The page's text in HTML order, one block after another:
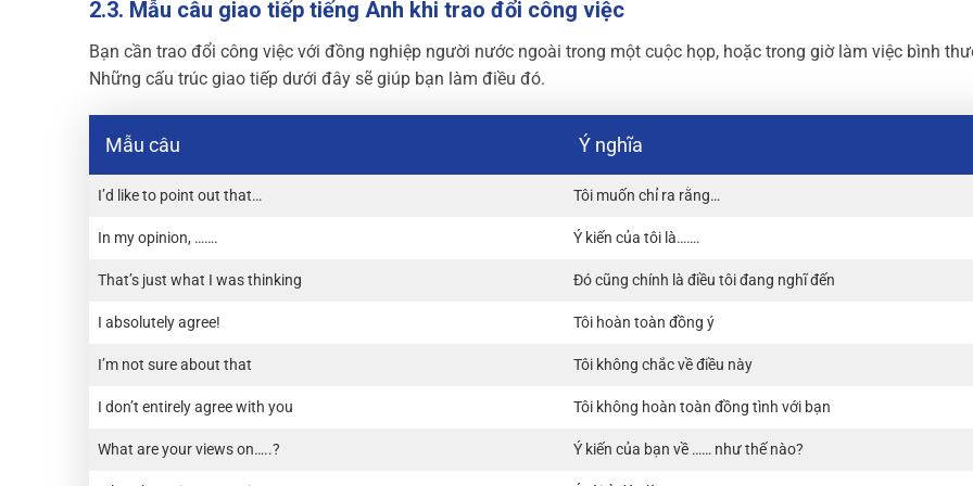
2.3. Mẫu câu giao tiếp tiếng Anh khi trao đổi công việc
Bạn cần trao đổi công việc với đồng nghiệp người nước ngoài trong một cuộc họp, hoặc trong giờ làm việc bình
Những cấu trúc giao tiếp dưới đây sẽ giúp bạn làm điều đó.
Mẫu câu Ý nghĩa
I’d like to point out that… Tôi muốn chỉ ra rằng…
In my opinion, ……. Ý kiến của tôi là…….
That’s just what I was thinking Đó cũng chính là điều tôi đang nghĩ đến
I absolutely agree! Tôi hoàn toàn đồng ý
I’m not sure about that Tôi không chắc về điều này
I don’t entirely agree with you Tôi không hoàn toàn đồng tình với bạn
What are your views on…..? Ý kiến của bạn về …… như thế nào?